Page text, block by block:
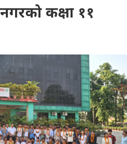
कक्षा ११